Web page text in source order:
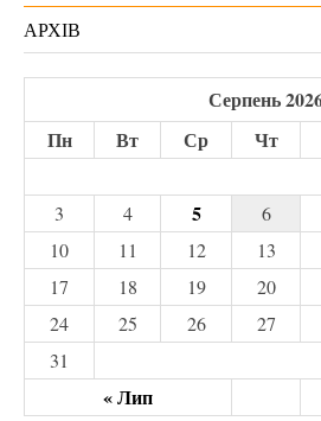
АРХІВ
Серпень
Пн
Вт Ср Чт
« Лип
3
4 5 6
10
11 12 13
17
18 19 20
24
25 26 27
31